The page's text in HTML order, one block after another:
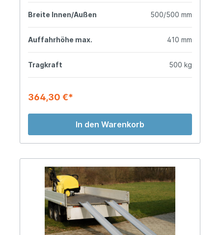
Breite Innen/Außen 500/500 mm
Auffahrhöhe max. 410 mm
Tragkraft 500 kg
364,30 €*
In den Warenkorb